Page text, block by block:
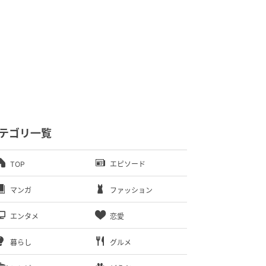
ゴリ一覧
TOP エピソード
マンガ ファッション
エンタメ 恋愛
暮らし グルメ